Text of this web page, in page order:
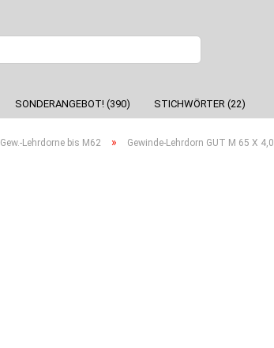
SONDERANGEBOT! (390) STICHWÖRTER (22)
Gew.-Lehrdorne bis M62 » Gewinde-Lehrdorn GUT M 65 X 4,0